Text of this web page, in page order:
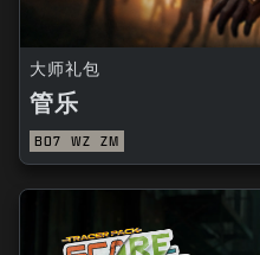
大师礼包
管乐
BO7 WZ ZM